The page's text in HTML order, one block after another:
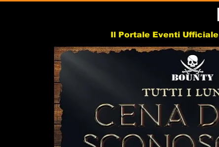
Il Portale Eventi